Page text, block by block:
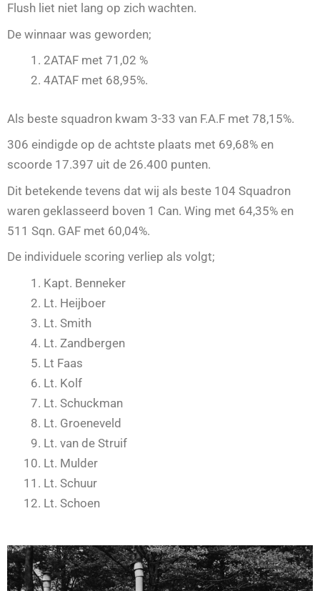
Flush liet niet lang op zich wachten.
De winnaar was geworden;
2ATAF met 71,02 %
4ATAF met 68,95%.
Als beste squadron kwam 3-33 van F.A.F met 78,15%.
306 eindigde op de achtste plaats met 69,68% en
scoorde 17.397 uit de 26.400 punten.
Dit betekende tevens dat wij als beste 104 Squadron
waren geklasseerd boven 1 Can. Wing met 64,35% en
511 Sqn. GAF met 60,04%.
De individuele scoring verliep als volgt;
Kapt. Benneker
Lt. Heijboer
Lt. Smith
Lt. Zandbergen
Lt Faas
Lt. Kolf
Lt. Schuckman
Lt. Groeneveld
Lt. van de Struif
Lt. Mulder
Lt. Schuur
Lt. Schoen